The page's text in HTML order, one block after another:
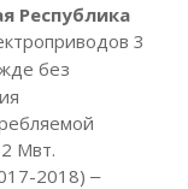
Республика
3
без
Мвт.
2018) –